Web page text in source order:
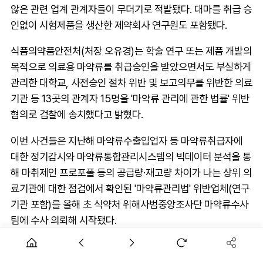
않은 관련 업계 관계자들이 무더기로 적발됐다. 대마를 취급 승
인없이 시험제품을 생산한 제약회사 연구원도 포함됐다.
식품의약품안전처(처장 오유경)는 학술 연구 또는 제품 개발의
목적으로 의료용 마약류를 취급승인을 받았으면서도 부실하게
관리한 대학교, 사전승인 절차 위반 및 보고의무를 위반한 의료
기관 등 13곳의 관계자 15명을 '마약류 관리에 관한 법률' 위반
혐의로 검찰에 송치했다고 밝혔다.
이번 사건들은 지난해 마약류수출입업자 등 마약류취급자에
대한 정기감시와 마약류통합관리시스템의 빅데이터 분석을 통
해 마취제인 프로포폴 등의 공급량·재고량 차이가 나는 상위 의
료기관에 대한 점검에서 확인된 '마약류관리법' 위반업체(연구
기관 포함)를 올해 초 식약처 위해사범중앙조사단 마약류수사
팀에 수사 의뢰해 시작됐다.